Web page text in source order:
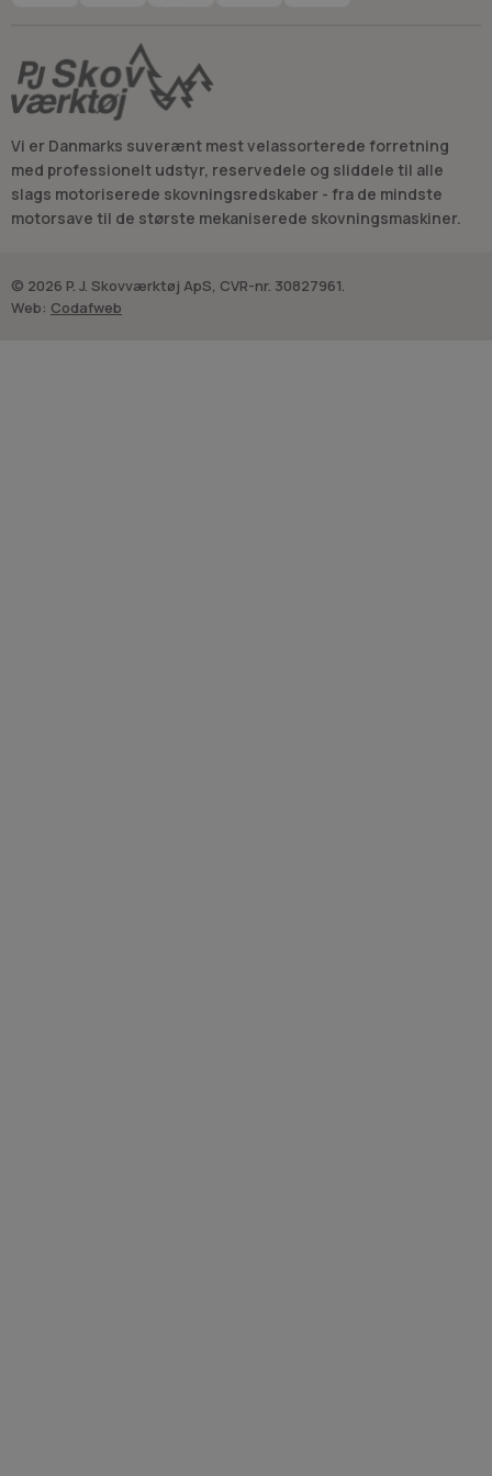
Hvis boreaggregatet samtidig skal fejlsøges eller sættes i
stand i forbindelse med udskiftning af bor, hænger bor- og
motorservice ofte sammen. I den sammenhæng ligger
relaterede dele samlet under
komponenter til
boreaggregater
Vi er Danmarks suverænt mest velassorterede forretning
med professionelt udstyr, reservedele og sliddele til alle
slags motoriserede skovningsredskaber - fra de mindste
motorsave til de største mekaniserede skovningsmaskiner.
© 2026 P. J. Skovværktøj ApS, CVR-nr. 30827961.
Web: Codafweb